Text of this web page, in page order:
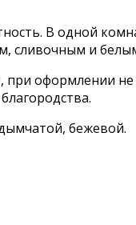
В одной
сливочным и
оформлении не
бежевой.